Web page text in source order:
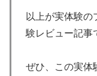
以上が実体験
験レビュー記事
ぜひ、この実体